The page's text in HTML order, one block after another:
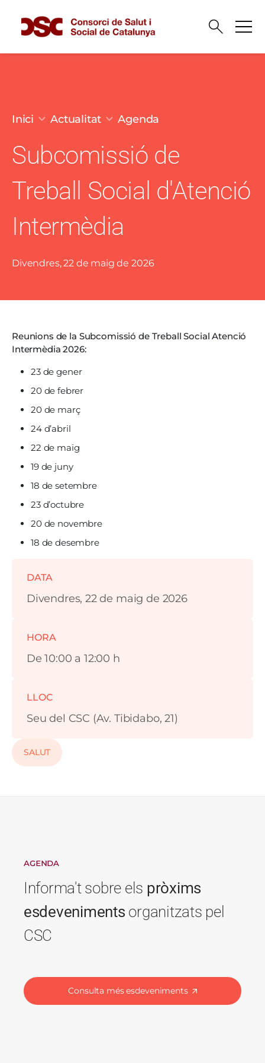
Fil d'ariadna
Inici Actualitat Agenda
Subcomissió de
Treball Social d'Atenció
Intermèdia
Divendres, 22 de maig de 2026
Reunions de la Subcomissió de Treball Social Atenció
Intermèdia 2026:
23 de gener
20 de febrer
20 de març
24 d’abril
22 de maig
19 de juny
18 de setembre
23 d’octubre
20 de novembre
18 de desembre
DATA
Divendres, 22 de maig de 2026
HORA
De 10:00 a 12:00 h
LLOC
Seu del CSC (Av. Tibidabo, 21)
SALUT
AGENDA
Informa't sobre els pròxims
esdeveniments organitzats pel
CSC
Consulta més esdeveniments